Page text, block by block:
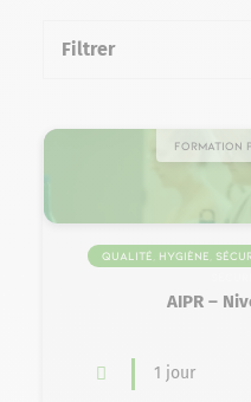
Filtrer
Formation
Qualité, Hygiène,
AIPR –
1 jour